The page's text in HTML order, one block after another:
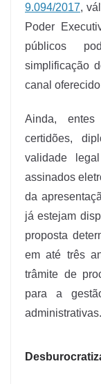
9.094/2017,
Poder
públicos
simplificação
canal
Ainda, entes
certidões,
validade
assinados
da
já estejam
proposta
em até três
trâmite de
para a
administrativas.